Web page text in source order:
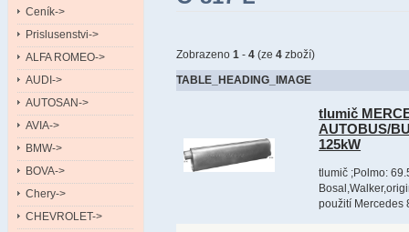
Ceník->
Prislusenstvi->
ALFA ROMEO->
AUDI->
AUTOSAN->
AVIA->
BMW->
BOVA->
Chery->
CHEVROLET->
Zobrazeno1 -4 (ze4 zboží)
TABLE_HEADING_IMAGE
tlumič
AUTOBUS/
125kW
tlumič ;Polmo:
použití Mercedes